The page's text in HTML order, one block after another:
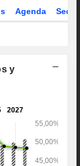
Agenda Sector
-
43.800
y